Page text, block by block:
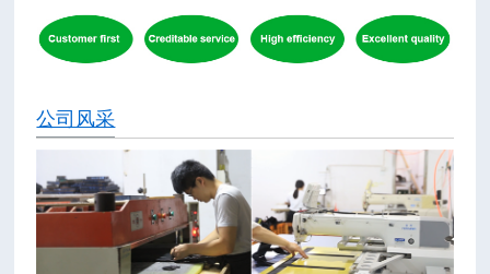
公司风采